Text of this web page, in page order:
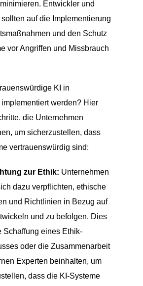
Entwickler und
auf die Implementierung
und den Schutz
vor Angriffen und Missbrauch
KI in
werden? Hier
die Unternehmen
um sicherzustellen, dass
vertrauenswürdig sind:
zur Ethik: Unternehmen
dazu verpflichten, ethische
und Richtlinien in Bezug auf
und zu befolgen. Dies
Schaffung eines Ethik-
oder die Zusammenarbeit
Experten beinhalten, um
dass die KI-Systeme